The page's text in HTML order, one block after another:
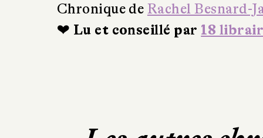
Chronique de Rachel Besnard-
❤ Lu et conseillé par 18